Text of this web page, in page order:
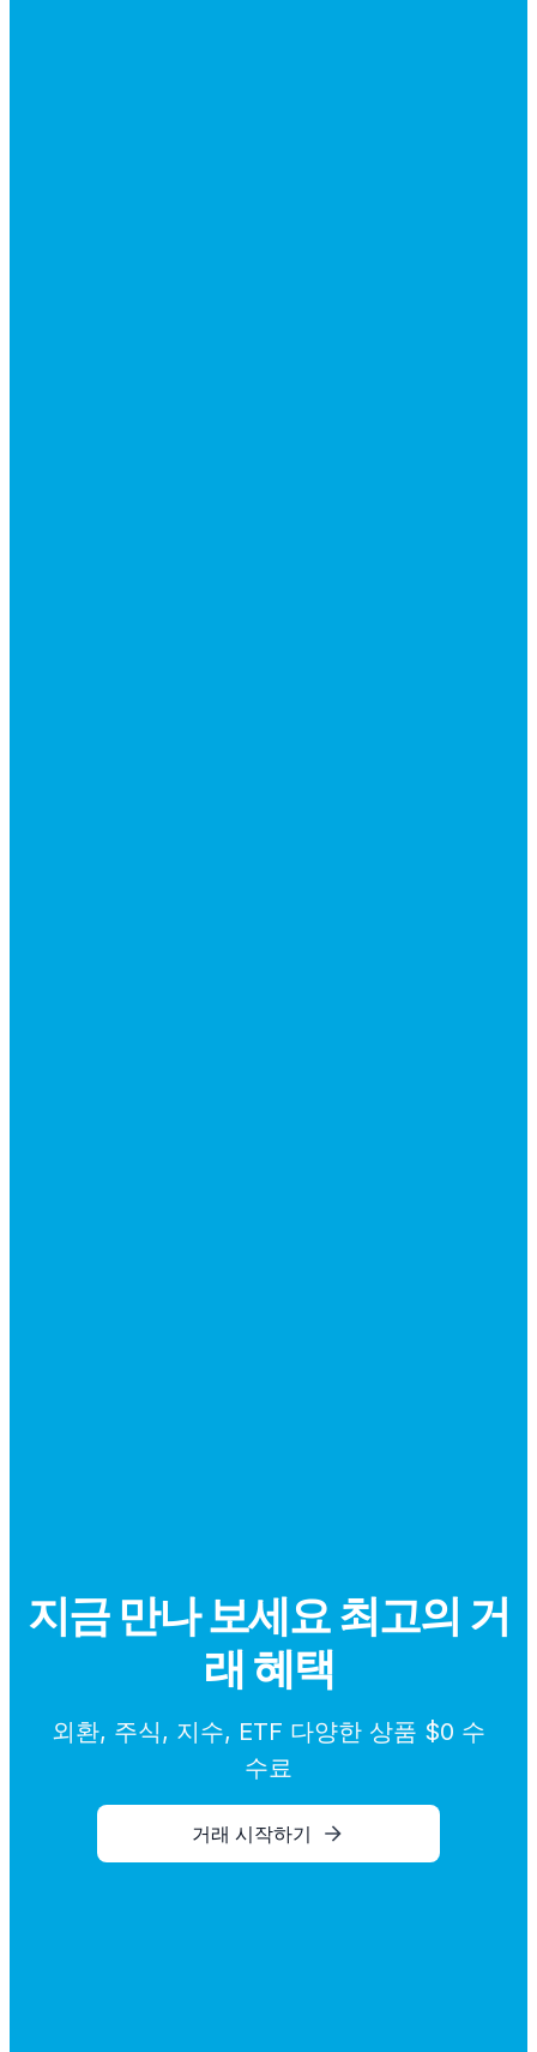
지금 만나 보세요 최고의 거
래 혜택
외환, 주식, 지수, ETF 다양한 상품 $0 수
수료
거래 시작하기